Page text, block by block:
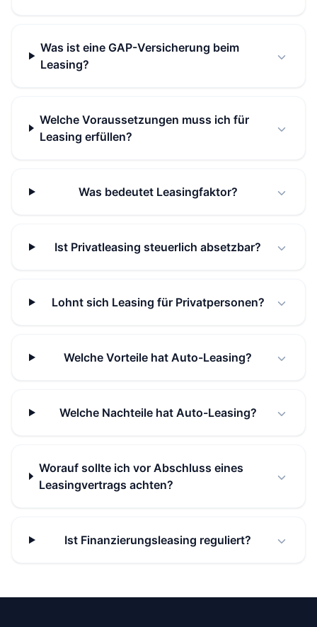
Was ist eine GAP-Versicherung beim
Leasing?
Welche Voraussetzungen muss ich für
Leasing erfüllen?
Was bedeutet Leasingfaktor?
Ist Privatleasing steuerlich absetzbar?
Lohnt sich Leasing für Privatpersonen?
Welche Vorteile hat Auto-Leasing?
Welche Nachteile hat Auto-Leasing?
Worauf sollte ich vor Abschluss eines
Leasingvertrags achten?
Ist Finanzierungsleasing reguliert?